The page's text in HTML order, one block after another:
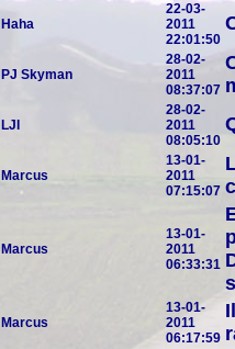
Haha
22-03-
2011
22:01:50
PJ Skyman
28-02-
2011
08:37:07
LJI
28-02-
2011
08:05:10
Marcus
13-01-
2011
07:15:07
Marcus
13-01-
2011
06:33:31
Marcus
13-01-
2011
06:17:59